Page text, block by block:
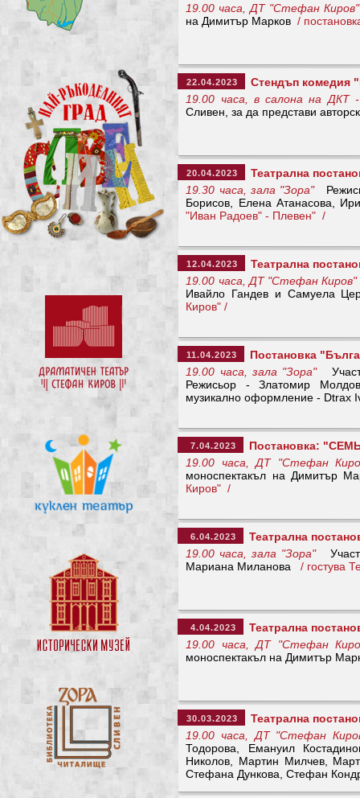
19.00 часа, ДТ "Стефан Киров"
на Димитър Марков/
22.04.2023
Стендъп комедия
19.00 часа, в салона на ДКТ
Сливен, за да представи
20.04.2023
Театрална
19.30 часа, зала "Зора"
Борисов, Елена Атанасова,
"Иван Радоев" - Плевен" /
12.04.2023
Театрална
19.00 часа, ДТ "Стефан Киров"
Ивайло Гандев и Самуела
Киров" /
11.04.2023
Постановка
19.00 часа, зала "Зора"
Режисьор - Златомир
музикално оформление - Dtrax
7.04.2023
Постановка:
19.00 часа, ДТ "Стефан
моноспектакъл на
Киров" /
6.04.2023
Театрална
19.00 часа, зала "Зора"
Мариана Миланова/ гостува
4.04.2023
Театрална
19.00 часа, ДТ "Стефан
моноспектакъл на Димитър
30.03.2023
Театрална
19.00 часа, ДТ "Стефан
Тодорова, Емануил
Николов, Мартин Милчев,
Стефана Дункова, Стефан